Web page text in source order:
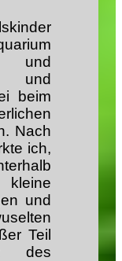
und
und
beim
Nach
ich,
und
Teil
des